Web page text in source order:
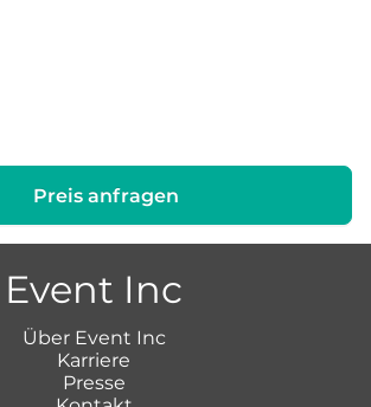
Preis anfragen
Event Inc
Über Event Inc
Karriere
Presse